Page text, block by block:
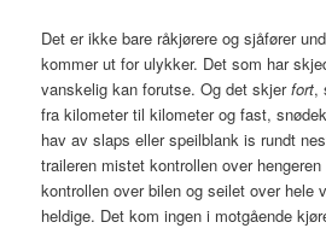
Det er ikke bare råkjørere og sjåfører
kommer ut for ulykker. Det som har
vanskelig kan forutse. Og det skjerfort,
fra kilometer til kilometer og fast,
hav av slaps eller speilblank is rundt
traileren mistet kontrollen over
kontrollen over bilen og seilet over hele
heldige. Det kom ingen i motgående